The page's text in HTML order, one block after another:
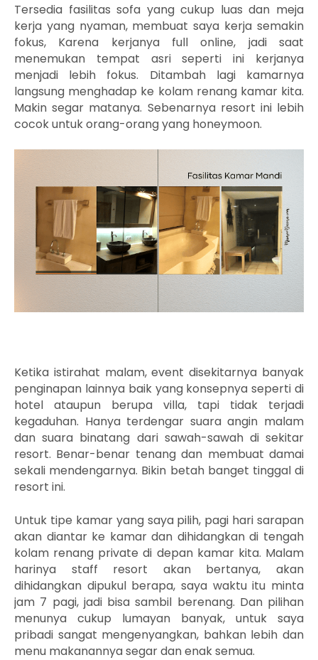
Tersedia fasilitas sofa yang cukup luas dan meja
kerja yang nyaman, membuat saya kerja semakin
fokus, Karena kerjanya full online, jadi saat
menemukan tempat asri seperti ini kerjanya
menjadi lebih fokus. Ditambah lagi kamarnya
langsung menghadap ke kolam renang kamar kita.
Makin segar matanya. Sebenarnya resort ini lebih
cocok untuk orang-orang yang honeymoon.
Ketika istirahat malam, event disekitarnya banyak
penginapan lainnya baik yang konsepnya seperti di
hotel ataupun berupa villa, tapi tidak terjadi
kegaduhan. Hanya terdengar suara angin malam
dan suara binatang dari sawah-sawah di sekitar
resort. Benar-benar tenang dan membuat damai
sekali mendengarnya. Bikin betah banget tinggal di
resort ini.
Untuk tipe kamar yang saya pilih, pagi hari sarapan
akan diantar ke kamar dan dihidangkan di tengah
kolam renang private di depan kamar kita. Malam
harinya staff resort akan bertanya, akan
dihidangkan dipukul berapa, saya waktu itu minta
jam 7 pagi, jadi bisa sambil berenang. Dan pilihan
menunya cukup lumayan banyak, untuk saya
pribadi sangat mengenyangkan, bahkan lebih dan
menu makanannya segar dan enak semua.